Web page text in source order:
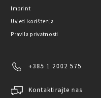
Imprint
Uvjeti korištenja
Pravila privatnosti
+385 1 2002 575
Kontaktirajte nas